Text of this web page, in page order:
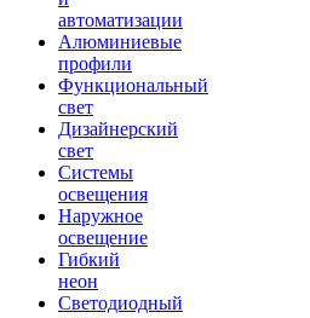
автоматизации
Алюминиевые
профили
Функциональный
свет
Дизайнерский
свет
Системы
освещения
Наружное
освещение
Гибкий
неон
Светодиодный